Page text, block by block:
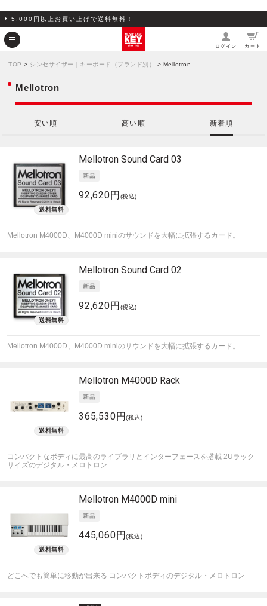
5,000円以上お買い上げで送料無料！
ログイン カート
TOP > シンセサイザー｜キーボード（ブランド別） > Mellotron
Mellotron
安い順 高い順 新着順
Mellotron Sound Card 03
92,620円 (税込)
Mellotron M4000D、M4000D miniのサウンドを大幅に拡張するカード。
Mellotron Sound Card 02
92,620円 (税込)
Mellotron M4000D、M4000D miniのサウンドを大幅に拡張するカード。
Mellotron M4000D Rack
365,530円(税込)
コンパクトなボディに最高のライブラリとインターフェースを搭載 2Uラック
サイズのデジタル・メロトロン
Mellotron M4000D mini
445,060円(税込)
どこへでも簡単に移動が出来る コンパクトボディのデジタル・メロトロン